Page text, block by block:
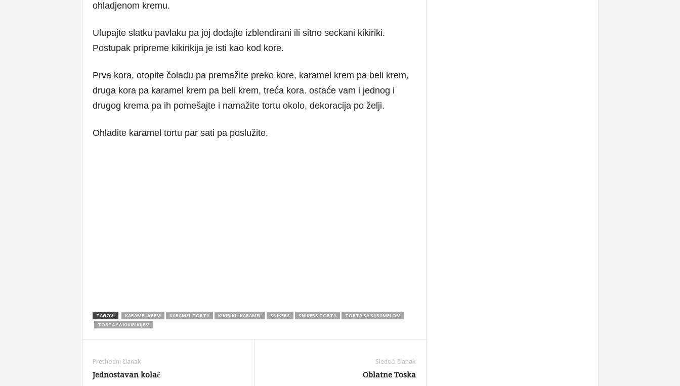
ohladjenom kremu.
Ulupajte slatku pavlaku pa joj dodajte izblendirani ili sitno seckani kikiriki.
Postupak pripreme kikirikija je isti kao kod kore.
Prva kora, otopite čoladu pa premažite preko kore, karamel krem pa beli krem,
druga kora pa karamel krem pa beli krem, treća kora. ostaće vam i jednog i
drugog krema pa ih pomešajte i namažite tortu okolo, dekoracija po želji.
Ohladite karamel tortu par sati pa poslužite.
TAGOVI KARAMEL KREM KARAMEL TORTA KIKIRIKI I KARAMEL SNIKERS SNIKERS TORTA
TORTA SA KARAMELOM
TORTA SA KIKIRIKIJEM
Prethodni članak
Jednostavan kolač
Sledeći članak
Oblatne Toska